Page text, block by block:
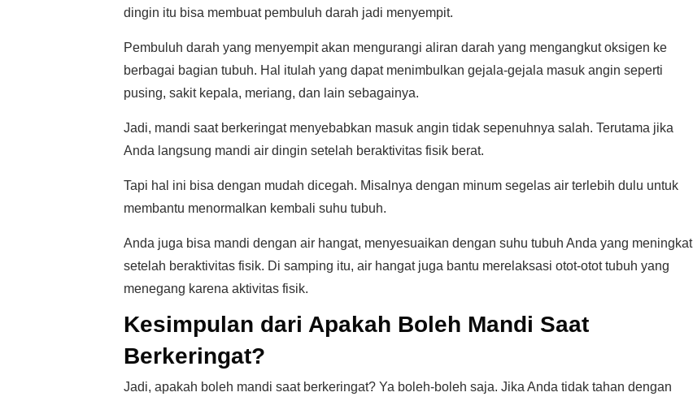
dingin itu bisa membuat pembuluh darah jadi menyempit.
Pembuluh darah yang menyempit akan mengurangi aliran darah yang mengangkut oksigen ke
berbagai bagian tubuh. Hal itulah yang dapat menimbulkan gejala-gejala masuk angin seperti
pusing, sakit kepala, meriang, dan lain sebagainya.
Jadi, mandi saat berkeringat menyebabkan masuk angin tidak sepenuhnya salah. Terutama jika
Anda langsung mandi air dingin setelah beraktivitas fisik berat.
Tapi hal ini bisa dengan mudah dicegah. Misalnya dengan minum segelas air terlebih dulu untuk
membantu menormalkan kembali suhu tubuh.
Anda juga bisa mandi dengan air hangat, menyesuaikan dengan suhu tubuh Anda yang meningkat
setelah beraktivitas fisik. Di samping itu, air hangat juga bantu merelaksasi otot-otot tubuh yang
menegang karena aktivitas fisik.
Kesimpulan dari Apakah Boleh Mandi Saat
Berkeringat?
Jadi, apakah boleh mandi saat berkeringat? Ya boleh-boleh saja. Jika Anda tidak tahan dengan